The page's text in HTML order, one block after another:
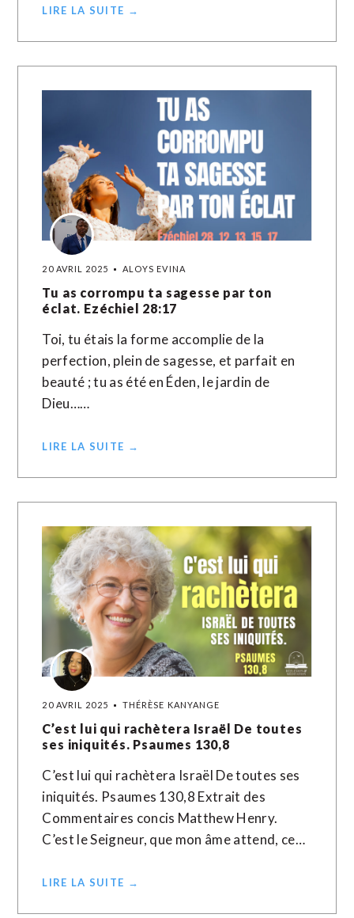
LIRE LA SUITE →
20 AVRIL 2025 ALOYS EVINA
Tu as corrompu ta sagesse par ton
éclat. Ezéchiel 28:17
Toi, tu étais la forme accomplie de la
perfection, plein de sagesse, et parfait en
beauté ; tu as été en Éden, le jardin de
Dieu……
LIRE LA SUITE →
20 AVRIL 2025 THÉRÈSE KANYANGE
C’est lui qui rachètera Israël De toutes
ses iniquités. Psaumes 130,8
C’est lui qui rachètera Israël De toutes ses
iniquités. Psaumes 130,8 Extrait des
Commentaires concis Matthew Henry.
C’est le Seigneur, que mon âme attend, ce…
LIRE LA SUITE →